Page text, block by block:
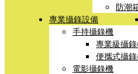
防潮
專業攝錄設備
手持攝錄機
專業級攝
便攜式攝
電影攝錄機